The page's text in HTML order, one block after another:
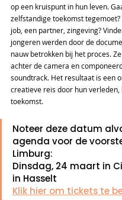
op een kruispunt in hun leven.
zelfstandige toekomst tegemoet?
job, een partner, zingeving?
jongeren werden door de
nauw betrokken bij het proces.
achter de camera en
soundtrack. Het resultaat is een
creatieve reis door hun verleden,
toekomst.
Noteer deze datum
agenda voor de
Limburg:
Dinsdag, 24 maart in
in Hasselt
Klik hier om tickets te